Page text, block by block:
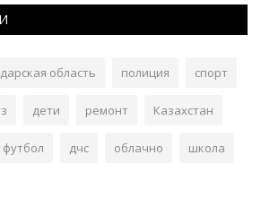
область полиция спорт
дети ремонт Казахстан
футбол дчс облачно школа